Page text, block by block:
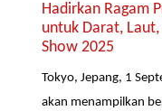
Hadirkan Ragam
untuk Darat,
Show 2025
Tokyo, Jepang, 1
akan menampilkan